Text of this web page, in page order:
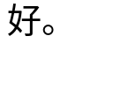
好。